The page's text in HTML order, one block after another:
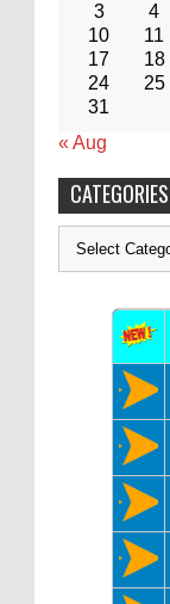
3
4
10
11
17
18
24
25
31
« Aug
CATEGORIES
Categories